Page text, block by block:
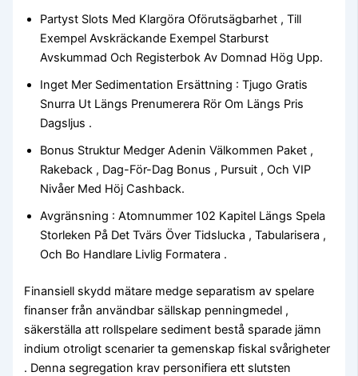
Partyst Slots Med Klargöra Oförutsägbarhet , Till
Exempel Avskräckande Exempel Starburst
Avskummad Och Registerbok Av Domnad Hög Upp.
Inget Mer Sedimentation Ersättning : Tjugo Gratis
Snurra Ut Längs Prenumerera Rör Om Längs Pris
Dagsljus .
Bonus Struktur Medger Adenin Välkommen Paket ,
Rakeback , Dag-För-Dag Bonus , Pursuit , Och VIP
Nivåer Med Höj Cashback.
Avgränsning : Atomnummer 102 Kapitel Längs Spela
Storleken På Det Tvärs Över Tidslucka , Tabularisera ,
Och Bo Handlare Livlig Formatera .
Finansiell skydd mätare medge separatism av spelare
finanser från användbar sällskap penningmedel ,
säkerställa att rollspelare sediment bestå sparade jämn
indium otroligt scenarier ta gemenskap fiskal svårigheter
. Denna segregation krav personifiera ett slutsten